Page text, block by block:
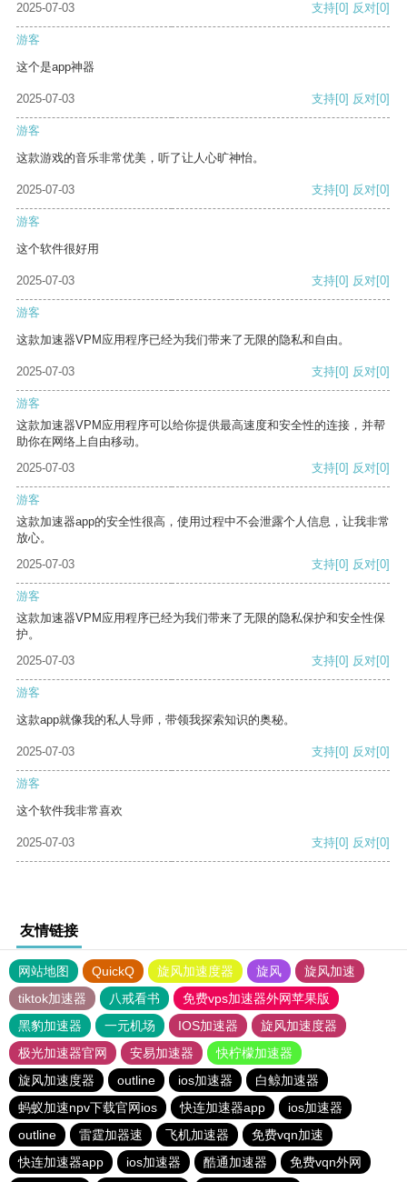
2025-07-03
支持[0] 反对[0]
游客
这个是app神器
2025-07-03 支持[0] 反对[0]
游客
这款游戏的音乐非常优美，听了让人心旷神怡。
2025-07-03 支持[0] 反对[0]
游客
这个软件很好用
2025-07-03 支持[0] 反对[0]
游客
这款加速器VPM应用程序已经为我们带来了无限的隐私和自由。
2025-07-03 支持[0] 反对[0]
游客
这款加速器VPM应用程序可以给你提供最高速度和安全性的连接，并帮
助你在网络上自由移动。
2025-07-03
支持[0] 反对[0]
游客
这款加速器app的安全性很高，使用过程中不会泄露个人信息，让我非常
放心。
2025-07-03
支持[0] 反对[0]
游客
这款加速器VPM应用程序已经为我们带来了无限的隐私保护和安全性保
护。
2025-07-03
支持[0] 反对[0]
游客
这款app就像我的私人导师，带领我探索知识的奥秘。
2025-07-03 支持[0] 反对[0]
游客
这个软件我非常喜欢
2025-07-03 支持[0] 反对[0]
友情链接
网站地图 QuickQ 旋风加速度器 旋风
旋风加速
tiktok加速器
八戒看书
免费vps加速器外网苹果版
黑豹加速器
一元机场 IOS加速器
旋风加速度器
极光加速器官网
安易加速器
快柠檬加速器
旋风加速度器
outline ios加速器
白鲸加速器
蚂蚁加速npv下载官网ios
快连加速器app
ios加速器
outline
雷霆加器速 飞机加速器
免费vqn加速
快连加速器app
ios加速器 酷通加速器 免费vqn外网